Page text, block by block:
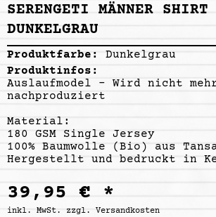
SERENGETI MÄNNER SHIRT
DUNKELGRAU
Produktfarbe: Dunkelgrau
Produktinfos:
Auslaufmodel - Wird nicht
nachproduziert
Material:
180 GSM Single Jersey
100% Baumwolle (Bio) aus
Hergestellt und bedruckt in
39,95 € *
inkl. MwSt. zzgl. Versandkosten